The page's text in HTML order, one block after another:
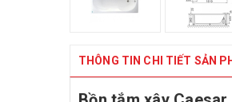
THÔNG TIN CHI TIẾT SẢN